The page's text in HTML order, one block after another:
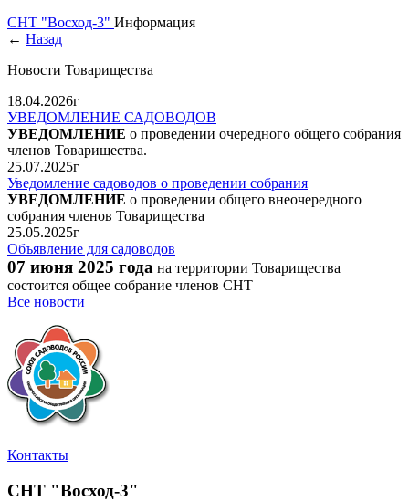
СНТ "Восход-3" Информация
← Назад
Новости Товарищества
18.04.2026г
УВЕДОМЛЕНИЕ САДОВОДОВ
УВЕДОМЛЕНИЕ о проведении очередного общего собрания
членов Товарищества.
25.07.2025г
Уведомление садоводов о проведении собрания
УВЕДОМЛЕНИЕ о проведении общего внеочередного
собрания членов Товарищества
25.05.2025г
Объявление для садоводов
07 июня 2025 года на территории Товарищества
состоится общее собрание членов СНТ
Все новости
Контакты
СНТ "Восход-3"